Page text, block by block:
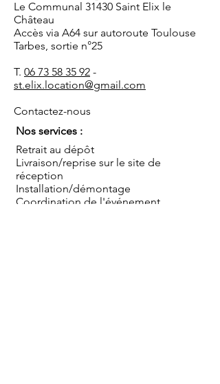
Le Communal 31430 Saint Elix le
Château
Accès via A64 sur autoroute Toulouse
Tarbes, sortie n°25
T. 06 73 58 35 92 -
st.elix.location@gmail.com
Contactez-nous
Nos services :
Retrait au dépôt
Livraison/reprise sur le site de
réception
Installation/démontage
Coordination de l'événement